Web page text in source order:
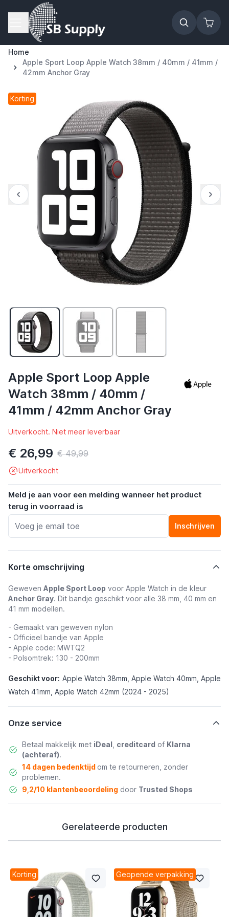
Ga naar de inhoud
Home
Apple Sport Loop Apple Watch 38mm / 40mm / 41mm /
42mm Anchor Gray
Korting
Apple Sport Loop Apple
Watch 38mm / 40mm /
41mm / 42mm Anchor Gray
Uitverkocht. Niet meer leverbaar
€ 26,99 € 49,99
Uitverkocht
Meld je aan voor een melding wanneer het product
terug in voorraad is
Inschrijven
Korte omschrijving
Geweven Apple Sport Loop voor Apple Watch in de kleur
Anchor Gray. Dit bandje geschikt voor alle 38 mm, 40 mm en
41 mm modellen.
- Gemaakt van geweven nylon
- Officieel bandje van Apple
- Apple code: MWTQ2
- Polsomtrek: 130 - 200mm
Geschikt voor: Apple Watch 38mm, Apple Watch 40mm, Apple
Watch 41mm, Apple Watch 42mm (2024 - 2025)
Onze service
Betaal makkelijk met iDeal creditcard of Klarna
(achteraf).
14 dagen bedenktijd om te retourneren, zonder
problemen.
9,2/10 klantenbeoordelingdoor Trusted Shops
Gerelateerde producten
Korting Geopende verpakking